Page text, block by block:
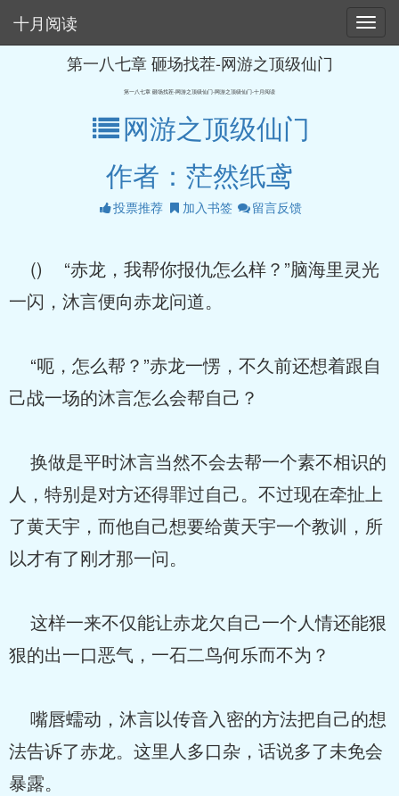
十月阅读
第一八七章 砸场找茬-网游之顶级仙门
第一八七章 砸场找茬-网游之顶级仙门-网游之顶级仙门-十月阅读
网游之顶级仙门
作者：茫然纸鸢
投票推荐 加入书签 留言反馈
() “赤龙，我帮你报仇怎么样？”脑海里灵光
一闪，沐言便向赤龙问道。
“呃，怎么帮？”赤龙一愣，不久前还想着跟自
己战一场的沐言怎么会帮自己？
换做是平时沐言当然不会去帮一个素不相识的
人，特别是对方还得罪过自己。不过现在牵扯上
了黄天宇，而他自己想要给黄天宇一个教训，所
以才有了刚才那一问。
这样一来不仅能让赤龙欠自己一个人情还能狠
狠的出一口恶气，一石二鸟何乐而不为？
嘴唇蠕动，沐言以传音入密的方法把自己的想
法告诉了赤龙。这里人多口杂，话说多了未免会
暴露。